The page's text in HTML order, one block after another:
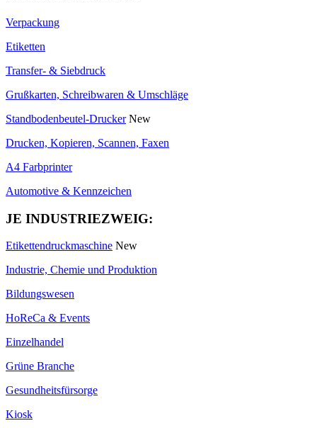
Verpackung
Etiketten
Transfer- & Siebdruck
Grußkarten, Schreibwaren & Umschläge
Standbodenbeutel-Drucker New
Drucken, Kopieren, Scannen, Faxen
A4 Farbprinter
Automotive & Kennzeichen
JE INDUSTRIEZWEIG:
Etikettendruckmaschine New
Industrie, Chemie und Produktion
Bildungswesen
HoReCa & Events
Einzelhandel
Grüne Branche
Gesundheitsfürsorge
Kiosk